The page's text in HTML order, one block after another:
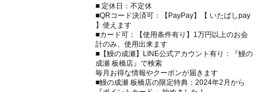
■ 定休日：不定休
■QRコード決済可：【PayPay】【 いたばしpay
】使えます
■カード可：【使用条件有り】1万円以上のお会
計のみ、使用出来ます
■【鰻の成瀬】LINE公式アカウント有り：『鰻の
成瀬 板橋店』で検索
毎月お得な情報やクーポンが届きます
■鰻の成瀬 板橋店の限定特典：2024年2月から